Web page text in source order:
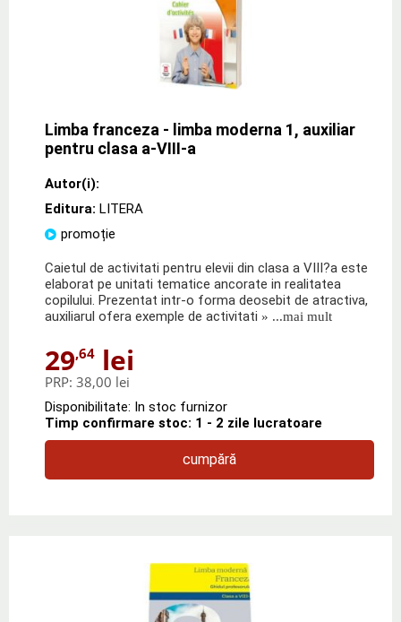
Limba franceza - limba moderna 1, auxiliar
pentru clasa a-VIII-a
Autor(i):
Editura: LITERA
promoție
Caietul de activitati pentru elevii din clasa a VIII?a este
elaborat pe unitati tematice ancorate in realitatea
copilului. Prezentat intr-o forma deosebit de atractiva,
auxiliarul ofera exemple de activitati » ...mai mult
29,64 lei
PRP: 38,00 lei
Disponibilitate: In stoc furnizor
Timp confirmare stoc: 1 - 2 zile lucratoare
cumpără